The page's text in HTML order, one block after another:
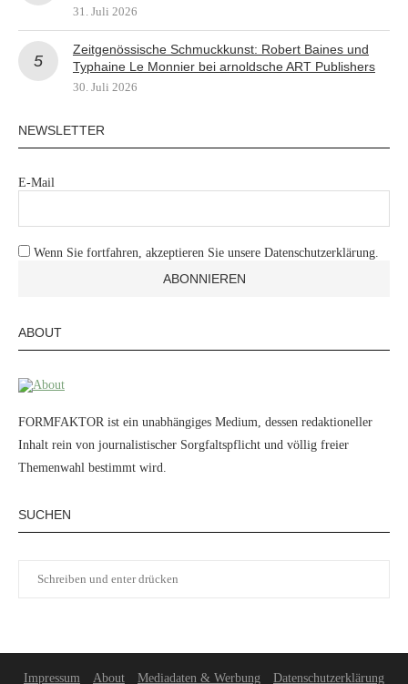
31. Juli 2026
Zeitgenössische Schmuckkunst: Robert Baines und
Typhaine Le Monnier bei arnoldsche ART Publishers
30. Juli 2026
NEWSLETTER
E-Mail
Wenn Sie fortfahren, akzeptieren Sie unsere Datenschutzerklärung.
ABOUT
FORMFAKTOR ist ein unabhängiges Medium, dessen redaktioneller
Inhalt rein von journalistischer Sorgfaltspflicht und völlig freier
Themenwahl bestimmt wird.
SUCHEN
Impressum About Mediadaten & Werbung Datenschutzerklärung